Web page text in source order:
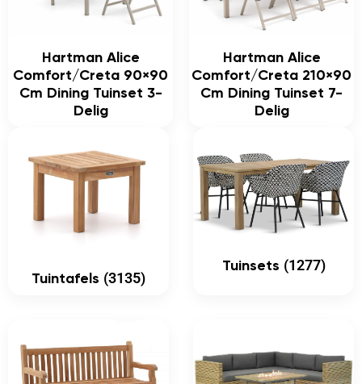
Hartman Alice
Comfort/Creta 90×90
Cm Dining Tuinset 3-
Delig
Hartman Alice
Comfort/Creta 210×90
Cm Dining Tuinset 7-
Delig
Tuintafels (3135)
Tuinsets (1277)